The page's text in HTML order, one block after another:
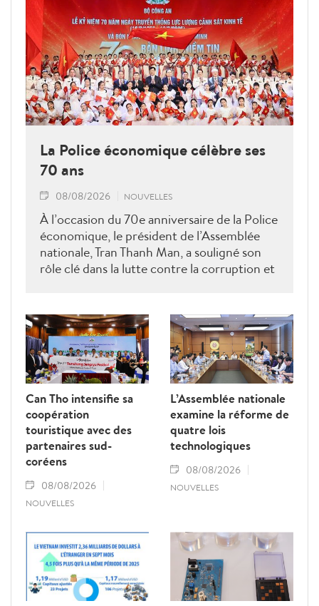
La Police économique célèbre ses
70 ans
08/08/2026 NOUVELLES
À l’occasion du 70e anniversaire de la Police
économique, le président de l’Assemblée
nationale, Tran Thanh Man, a souligné son
rôle clé dans la lutte contre la corruption et
Can Tho intensifie sa
coopération
touristique avec des
partenaires sud-
coréens
08/08/2026
NOUVELLES
L’Assemblée nationale
examine la réforme de
quatre lois
technologiques
08/08/2026
NOUVELLES